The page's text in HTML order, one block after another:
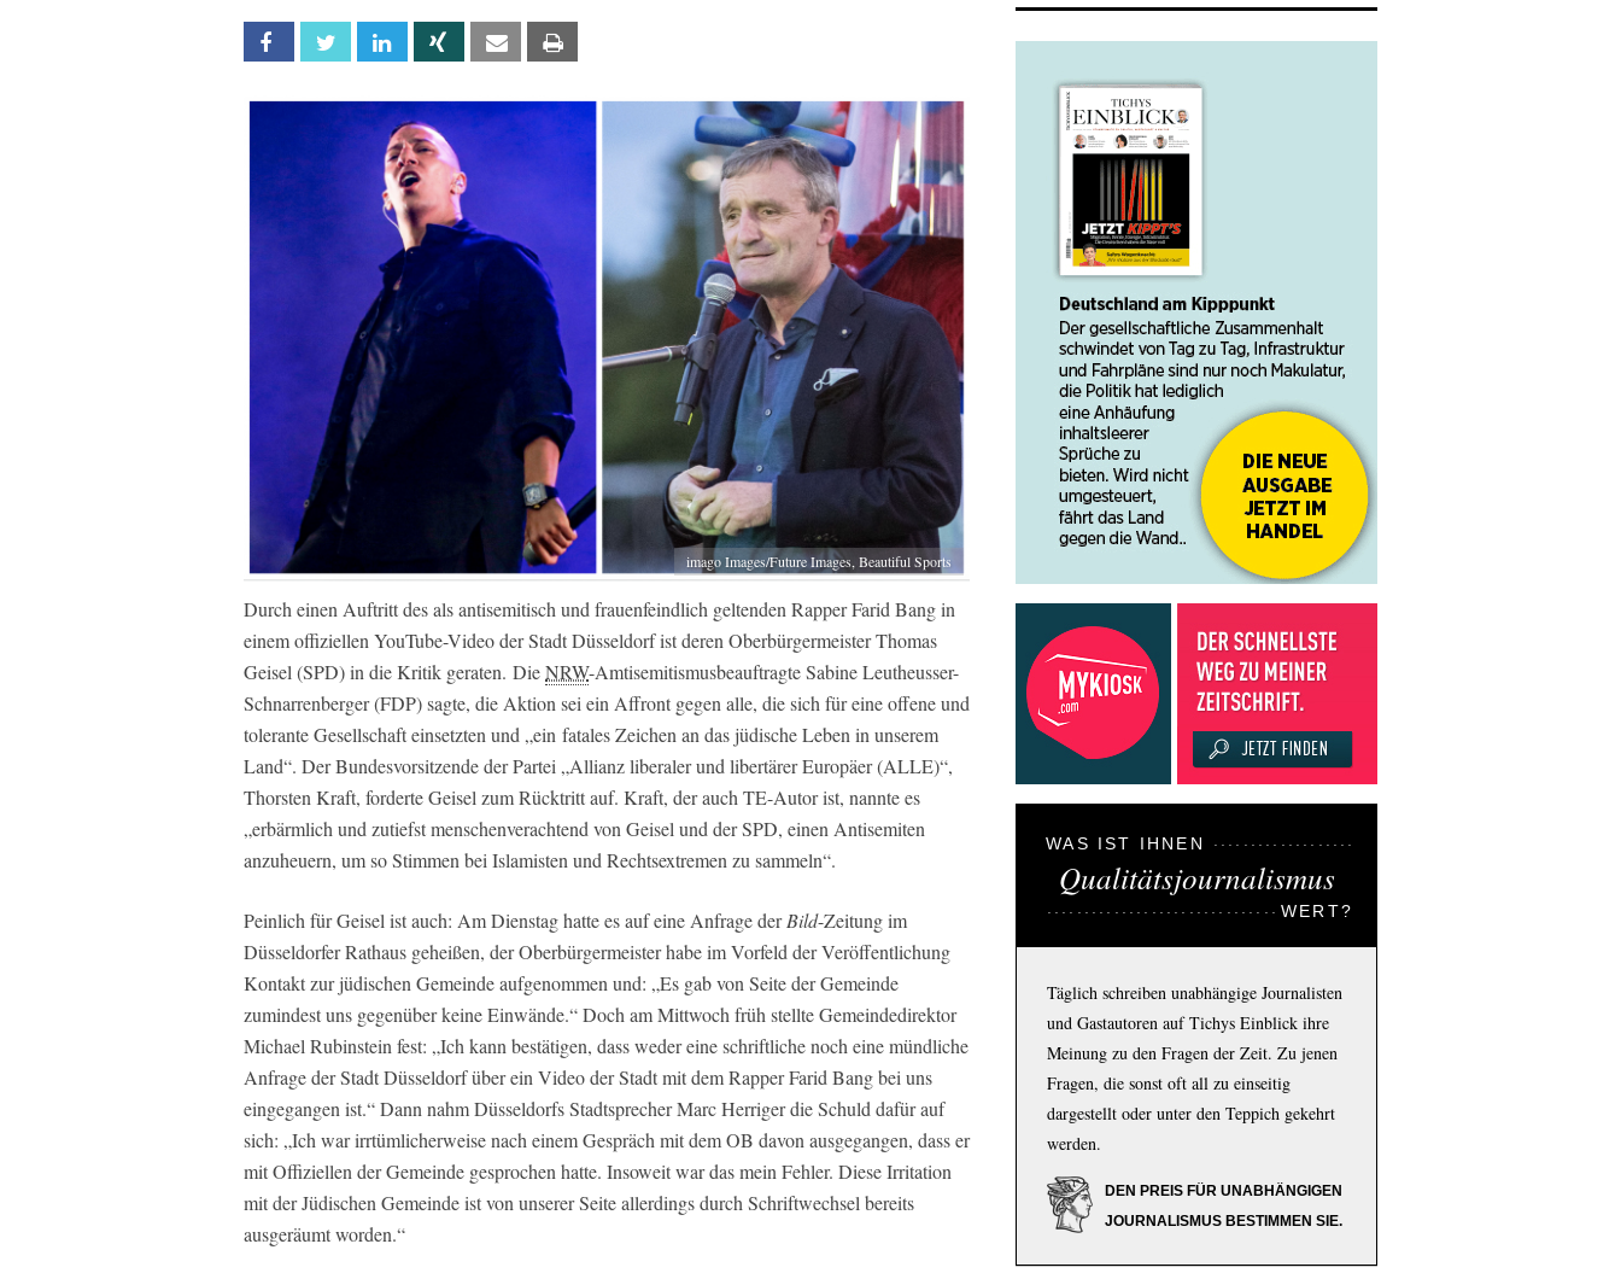
Facebook Twitter Linkedin Xing Email
imago Images/Future Images, Beautiful Sports
Durch einen Auftritt des als antisemitisch und frauenfeindlich geltenden Rapper Farid Bang in
einem offiziellen YouTube-Video der Stadt Düsseldorf ist deren Oberbürgermeister Thomas
Geisel (SPD) in die Kritik geraten. DieNRW-Amtisemitismusbeauftragte Sabine Leutheusser-
Schnarrenberger (FDP) sagte, die Aktion sei ein Affront gegen alle, die sich für eine offene und
tolerante Gesellschaft einsetzten und „ein fatales Zeichen an das jüdische Leben in unserem
Land“. Der Bundesvorsitzende der Partei „Allianz liberaler und libertärer Europäer (ALLE)“,
Thorsten Kraft, forderte Geisel zum Rücktritt auf. Kraft, der auch TE-Autor ist, nannte es
„erbärmlich und zutiefst menschenverachtend von Geisel und der SPD, einen Antisemiten
anzuheuern, um so Stimmen bei Islamisten und Rechtsextremen zu sammeln“.
Peinlich für Geisel ist auch: Am Dienstag hatte es auf eine Anfrage derBild-Zeitung im
Düsseldorfer Rathaus geheißen, der Oberbürgermeister habe im Vorfeld der Veröffentlichung
Kontakt zur jüdischen Gemeinde aufgenommen und: „Es gab von Seite der Gemeinde
zumindest uns gegenüber keine Einwände.“ Doch am Mittwoch früh stellte Gemeindedirektor
Michael Rubinstein fest: „Ich kann bestätigen, dass weder eine schriftliche noch eine mündliche
Anfrage der Stadt Düsseldorf über ein Video der Stadt mit dem Rapper Farid Bang bei uns
eingegangen ist.“ Dann nahm Düsseldorfs Stadtsprecher Marc Herriger die Schuld dafür auf
sich: „Ich war irrtümlicherweise nach einem Gespräch mit dem OB davon ausgegangen, dass er
mit Offiziellen der Gemeinde gesprochen hatte. Insoweit war das mein Fehler. Diese Irritation
mit der Jüdischen Gemeinde ist von unserer Seite allerdings durch Schriftwechsel bereits
ausgeräumt worden.“
WAS IST IHNEN
Qualitätsjournalismus
WERT?
Täglich schreiben unabhängige Journalisten
und Gastautoren auf Tichys Einblick ihre
Meinung zu den Fragen der Zeit. Zu jenen
Fragen, die sonst oft all zu einseitig
dargestellt oder unter den Teppich gekehrt
werden.
DEN PREIS FÜR UNABHÄNGIGEN
JOURNALISMUS BESTIMMEN SIE.